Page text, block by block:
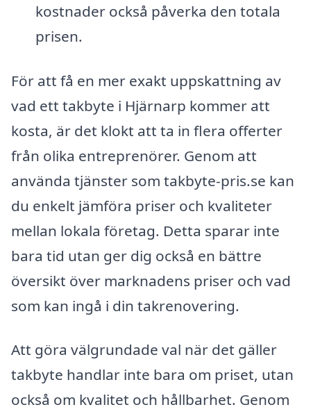
kostnader också påverka den totala
prisen.
För att få en mer exakt uppskattning av
vad ett takbyte i Hjärnarp kommer att
kosta, är det klokt att ta in flera offerter
från olika entreprenörer. Genom att
använda tjänster som takbyte-pris.se kan
du enkelt jämföra priser och kvaliteter
mellan lokala företag. Detta sparar inte
bara tid utan ger dig också en bättre
översikt över marknadens priser och vad
som kan ingå i din takrenovering.
Att göra välgrundade val när det gäller
takbyte handlar inte bara om priset, utan
också om kvalitet och hållbarhet. Genom